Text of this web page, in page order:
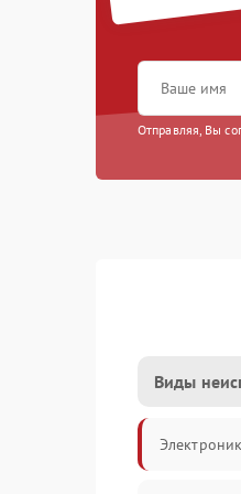
Отправляя, Вы
Виды